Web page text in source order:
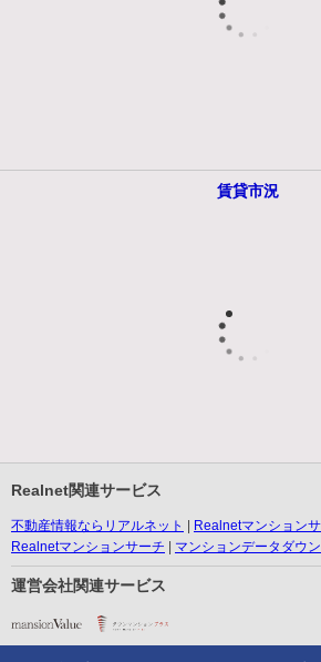
賃貸市況
Realnet関連サービス
不動産情報ならリアルネット
Realnetマンションサ
Realnetマンションサーチ
マンションデータダウ
運営会社関連サービス